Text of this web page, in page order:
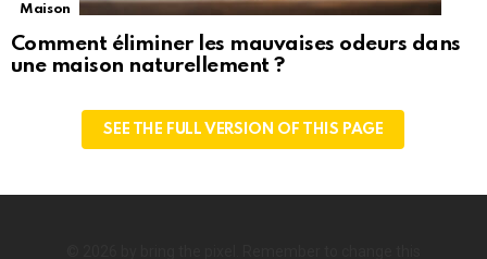
Maison
Comment éliminer les mauvaises odeurs dans
une maison naturellement ?
SEE THE FULL VERSION OF THIS PAGE